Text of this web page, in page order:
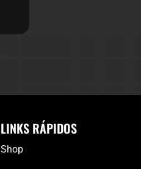
LINKS RÁPIDOS
Shop